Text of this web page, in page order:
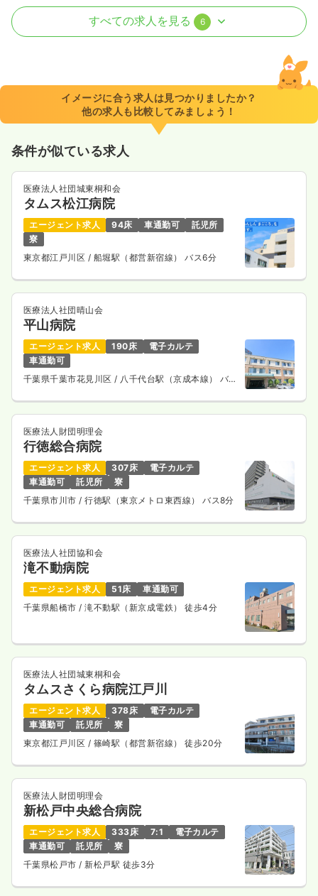
透析
8:00～16:30（休憩60分）
4週8休以上
ブランク可 第二新卒可 月給38万円以上可
気になる
ICU系正看護師 一般病院
2交代（常勤）
給与 36.4万円/月 賞与3.2ヶ月
時間 8:30～17:00
4週8休以上
気になる 詳細を見る
夜勤のみ（パート）
給与 お問い合わせください
時間 16:30～9:00
ブランク可
第二新卒可
気になる 詳細を見る
救急外来正看護師
2交代（常勤）
4週8休以上
ブランク可
気になる 詳細を見る
外来正看護師 一般病院
2交代（常勤）
給与 36.3万円/月 賞与2回
※経験3年の例
時間 8:30～17:00（休憩60分）
月給40万円以上可
すべての求人を見る 6
イメージに合う求人は見つかりましたか？
他の求人も比較してみましょう！
条件が似ている求人
医療法人社団城東桐和会
タムス松江病院
エージェント求人 94床 車通勤可
託児所
寮
東京都江戸川区 / 船堀駅（都営新宿線） バス6分
医療法人社団晴山会
平山病院
エージェント求人 190床
電子カルテ
車通勤可
千葉県千葉市花見川区/ 八千代台駅（京成本線） バス
医療法人財団明理会
行徳総合病院
エージェント求人 307床
電子カルテ
車通勤可
託児所
寮
千葉県市川市/ 行徳駅（東京メトロ東西線） バス8分
医療法人社団協和会
滝不動病院
エージェント求人 51床
車通勤可
千葉県船橋市/ 滝不動駅（新京成電鉄） 徒歩4分
医療法人社団城東桐和会
タムスさくら病院江戸川
エージェント求人 378床
電子カルテ
車通勤可
託児所
寮
東京都江戸川区 / 篠崎駅（都営新宿線） 徒歩20分
医療法人財団明理会
新松戸中央総合病院
エージェント求人 333床 7:1
電子カルテ
車通勤可
託児所
寮
千葉県松戸市/ 新松戸駅 徒歩3分